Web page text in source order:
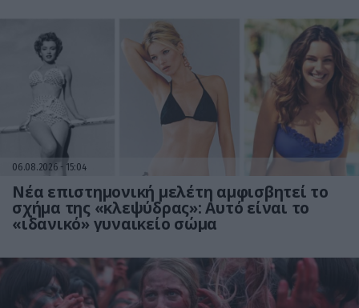
06.08.2026 15:04
Νέα επιστημονική μελέτη αμφισβητεί το
σχήμα της «κλεψύδρας»: Αυτό είναι το
«ιδανικό» γυναικείο σώμα